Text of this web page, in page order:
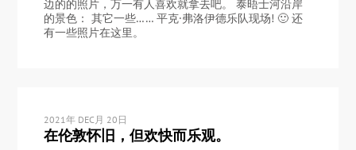
边的的照片，万一有人喜欢就拿去吧。 泰晤士河沿岸
的景色： 其它一些…… 平克·弗洛伊德乐队现场! 🙂 还
有一些照片在这里。
2021年 DEC月 20日
在伦敦怀旧，但欢快而乐观。